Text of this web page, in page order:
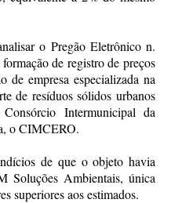
o Pregão Eletrônico n.
de registro de preços
de empresa especializada na
de resíduos sólidos urbanos
Intermunicipal da
o CIMCERO.
de que o objeto havia
Soluções Ambientais, única
superiores aos estimados.